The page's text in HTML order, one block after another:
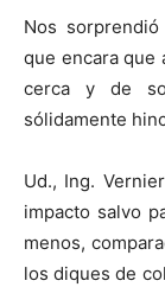
Nos
que encara que
cerca y de
sólidamente
Ud., Ing.
impacto salvo
menos,
los diques de